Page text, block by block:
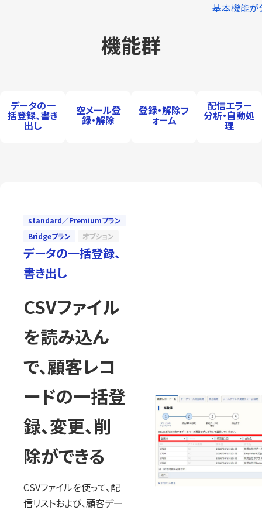
基本機能が
機能群
データの一
括登録、書き
出し
空メール登
録・解除
登録・解除フ
ォーム
配信エラー
分析・自動処
理
standard／Premiumプラン
Bridgeプラン
オプション
データの一括登録、
書き出し
CSVファイル
を読み込ん
で、顧客レコ
ードの一括登
録、変更、削
除ができる
CSVファイルを使って、配
信リストおよび、顧客デー